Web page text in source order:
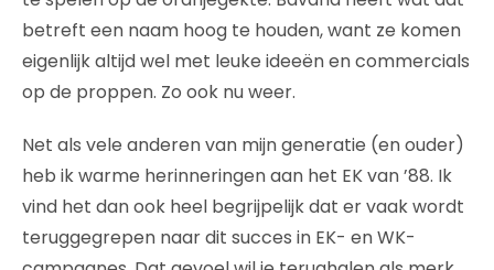
betreft een naam hoog te houden, want ze komen
eigenlijk altijd wel met leuke ideeën en commercials
op de proppen. Zo ook nu weer.
Net als vele anderen van mijn generatie (en ouder)
heb ik warme herinneringen aan het EK van ’88. Ik
vind het dan ook heel begrijpelijk dat er vaak wordt
teruggegrepen naar dit succes in EK- en WK-